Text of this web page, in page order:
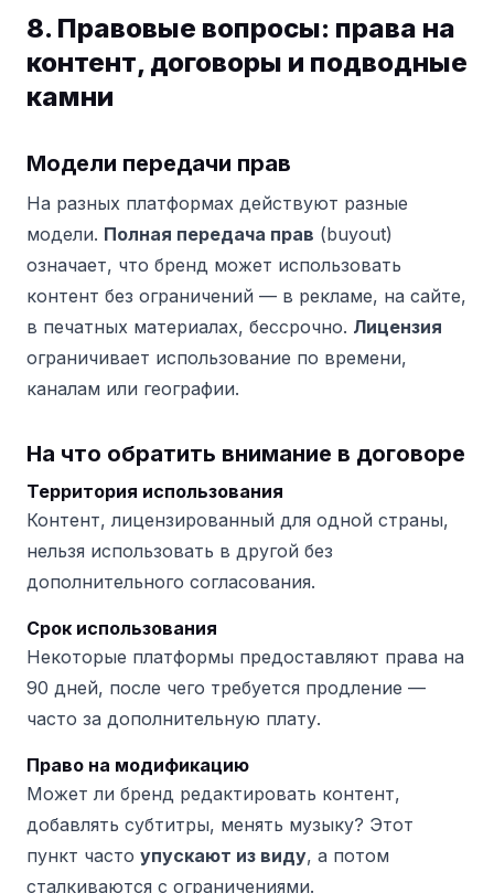
8. Правовые вопросы: права на
контент, договоры и подводные
камни
Модели передачи прав
На разных платформах действуют разные
модели. Полная передача прав (buyout)
означает, что бренд может использовать
контент без ограничений — в рекламе, на сайте,
в печатных материалах, бессрочно. Лицензия
ограничивает использование по времени,
каналам или географии.
На что обратить внимание в договоре
Территория использования
Контент, лицензированный для одной страны,
нельзя использовать в другой без
дополнительного согласования.
Срок использования
Некоторые платформы предоставляют права на
90 дней, после чего требуется продление —
часто за дополнительную плату.
Право на модификацию
Может ли бренд редактировать контент,
добавлять субтитры, менять музыку? Этот
пункт часто упускают из виду, а потом
сталкиваются с ограничениями.